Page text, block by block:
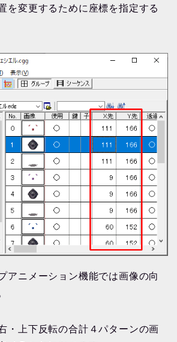
を変更するために座標を指定する
アニメーション機能では画像の向
・上下反転の合計４パターンの画